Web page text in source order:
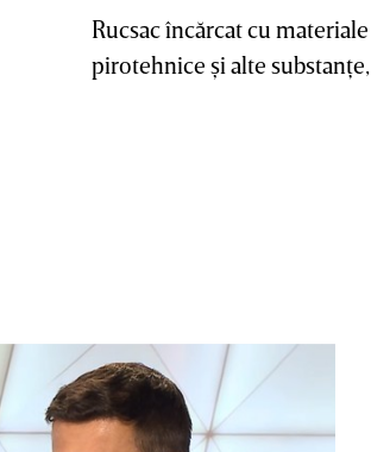
Rucsac încărcat cu materiale
pirotehnice şi alte substanţe,